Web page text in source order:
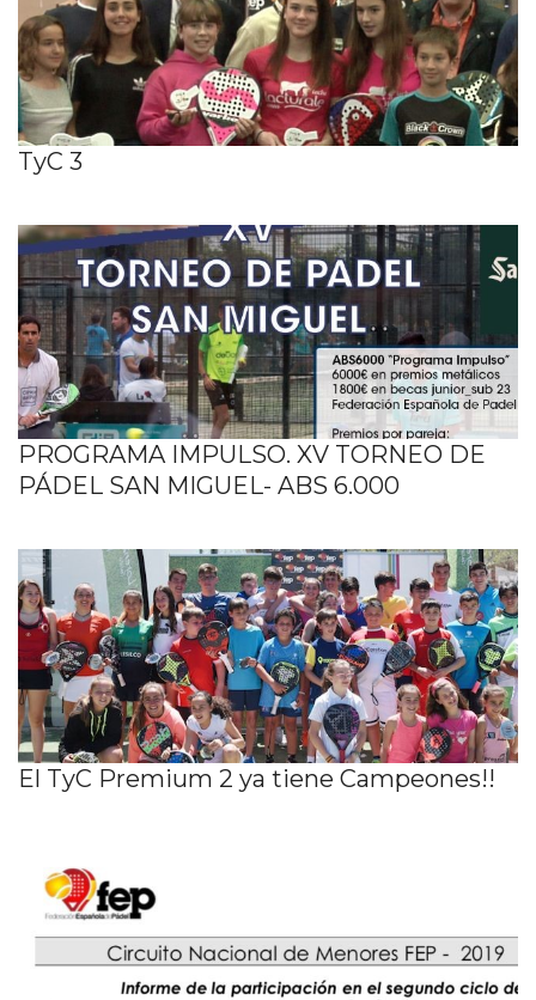
TyC 3
PROGRAMA IMPULSO. XV TORNEO DE
PÁDEL SAN MIGUEL- ABS 6.000
El TyC Premium 2 ya tiene Campeones!!